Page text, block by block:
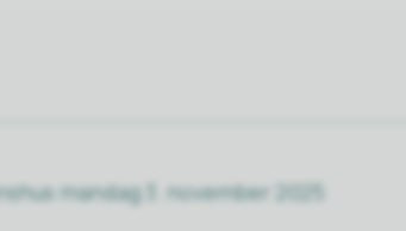
mandag 3. november 2025